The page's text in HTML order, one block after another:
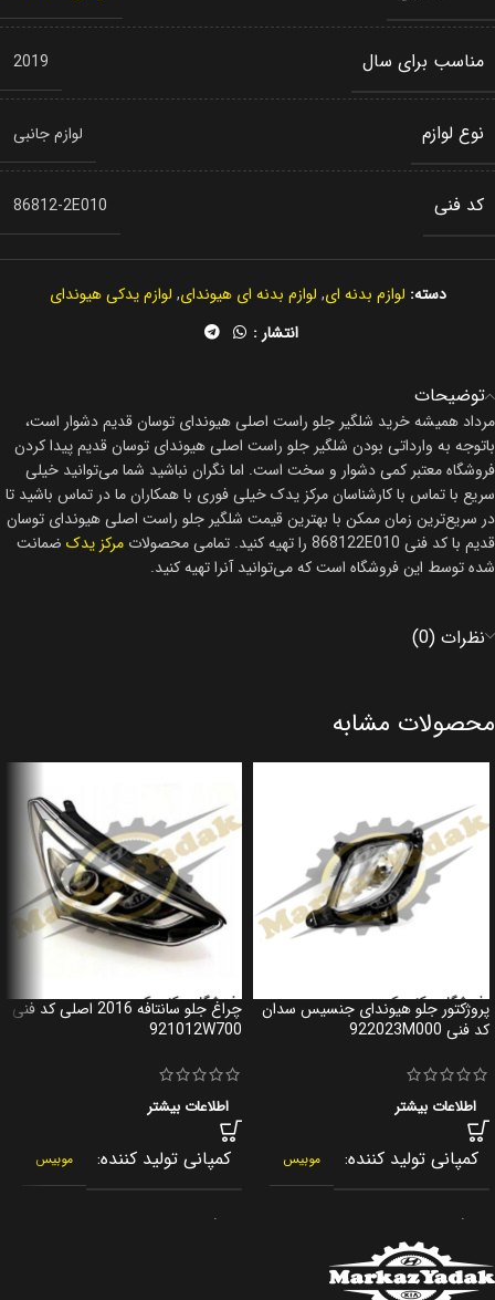
مناسب برای سال 2019
نوع لوازم لوازم جانبی
کد فنی 86812-2E010
دسته: لوازم بدنه ای, لوازم بدنه ای هیوندای, لوازم یدکی هیوندای
انتشار :
توضیحات
مرداد همیشه خرید شلگیر جلو راست اصلی هیوندای توسان قدیم دشوار است،
باتوجه به وارداتی بودن شلگیر جلو راست اصلی هیوندای توسان قدیم پیدا کردن
فروشگاه معتبر کمی دشوار و سخت است. اما نگران نباشید شما می‌توانید خیلی
سریع با تماس با کارشناسان مرکز یدک خیلی فوری با همکاران ما در تماس باشید تا
در سریع‌ترین زمان ممکن با بهترین قیمت شلگیر جلو راست اصلی هیوندای توسان
قدیم با کد فنی 868122E010 را تهیه کنید. تمامی محصولات
مرکز یدک ضمانت
شده توسط این فروشگاه است که می‌توانید آنرا تهیه کنید.
نظرات (0)
محصولات مشابه
پروژکتور جلو هیوندای جنسیس سدان
کد فنی 922023M000
اطلاعات بیشتر
کمپانی تولید کننده موبیس
برند
کشور سازنده کره جنوبی
چراغ جلو سانتافه 2016 اصلی کد فنی
921012W700
اطلاعات بیشتر
کمپانی تولید کننده موبیس
برند